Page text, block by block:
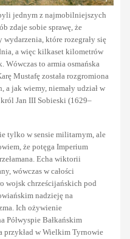
jednym z najmobilniejszych
zdaje sobie sprawę, że
które rozegrały się
a więc kilkaset kilometrów
to armia osmańska
Mustafę została rozgromiona
a jak wiemy, niemały udział w
Jan III Sobieski (1629–
tylko w sensie militarnym, ale
że potęga Imperium
Echa wiktorii
wówczas w całości
wojsk chrześcijańskich pod
nadzieję na
Ich ożywienie
Półwyspie Bałkańskim
przykład w Wielkim Tyrnowie